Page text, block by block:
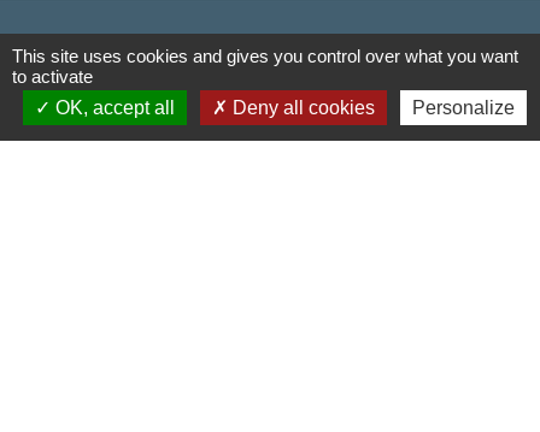
Liens
This site uses cookies and gives you control over what you want
to activate
OK, accept all
Deny all cookies Personalize